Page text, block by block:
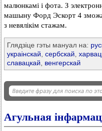
малюнкамі і фота. З
машыну Форд Эскорт 4 зможа
з невялікім стажам.
Глядзіце гэты мануал на:
украінскай сербскай
славацкай
венгерскай
Агульная